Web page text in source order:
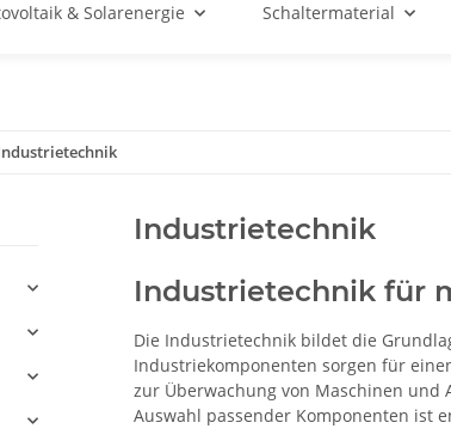
& Solarenergie Schaltermaterial
Industrietechnik
Industrietechnik für
Die Industrietechnik bildet die
Industriekomponenten sorgen für
zur Überwachung von Maschinen und
Auswahl passender Komponenten ist